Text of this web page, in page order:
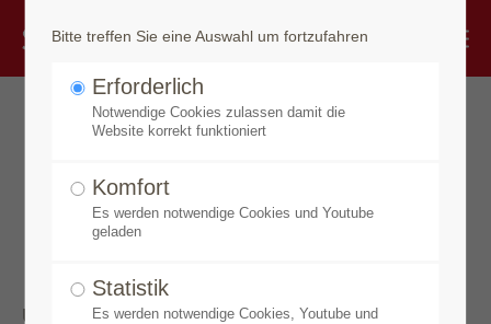
Erlesene
Seifenspezialitäten und
Pflegeprodukte
Unsere Made by Speick Produkte bieten eine
Bitte treffen Sie eine Auswahl um fortzufahren
Erforderlich
Notwendige Cookies zulassen damit die
Website korrekt funktioniert
Komfort
Es werden notwendige Cookies und Youtube
geladen
Statistik
Es werden notwendige Cookies, Youtube und